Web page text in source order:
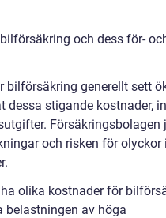
och dess för-
bilförsäkring generellt sett
stigande kostnader,
Försäkringsbolagen
och risken för olyckor
olika kostnader för
belastningen av höga